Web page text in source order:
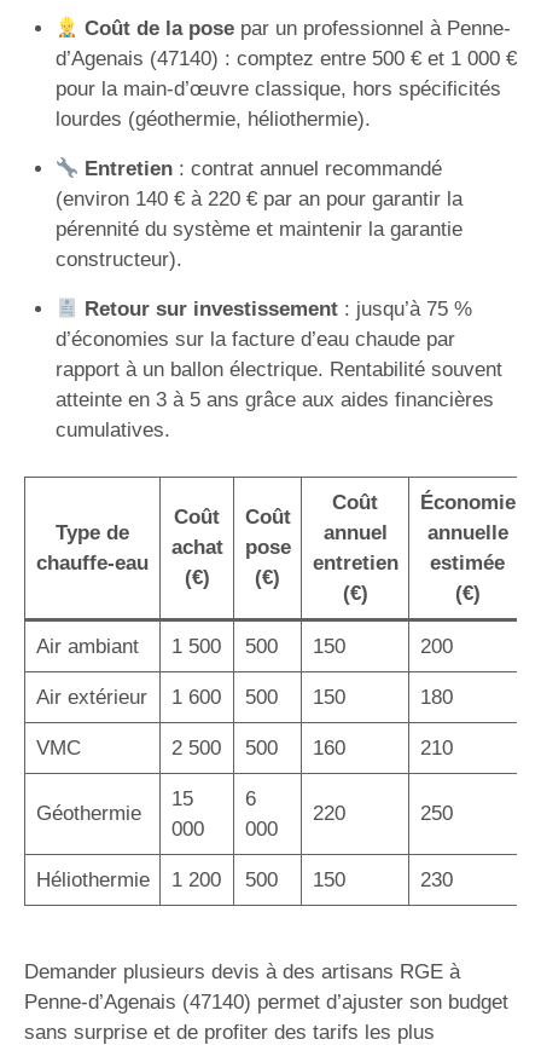
Coût de la posepar un professionnel à Penne-
d’Agenais (47140) : comptez entre 500 € et 1 000 €
pour la main-d’œuvre classique, hors spécificités
lourdes (géothermie, héliothermie).
Entretien: contrat annuel recommandé
(environ 140 € à 220 € par an pour garantir la
pérennité du système et maintenir la garantie
constructeur).
Retour sur investissement: jusqu’à 75 %
d’économies sur la facture d’eau chaude par
rapport à un ballon électrique. Rentabilité souvent
atteinte en 3 à 5 ans grâce aux aides financières
cumulatives.
Type de
chauffe-eau
Coût
achat
(€)
Coût
pose
(€)
Coût
annuel
entretien
(€)
Économie
annuelle
estimée
(€)
Air ambiant 1 500 500 150 200
Air extérieur 1 600 500 150 180
VMC 2 500 500 160 210
Géothermie
15
000
6
000
220 250
Héliothermie 1 200 500 150 230
Demander plusieurs devis à des artisans RGE à
Penne-d’Agenais (47140) permet d’ajuster son budget
sans surprise et de profiter des tarifs les plus